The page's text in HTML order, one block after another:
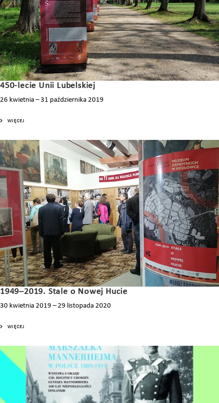
450-lecie Unii Lubelskiej
26 kwietnia – 31 października 2019
WIĘCEJ
1949–2019. Stale o Nowej Hucie
30 kwietnia 2019 – 29 listopada 2020
WIĘCEJ